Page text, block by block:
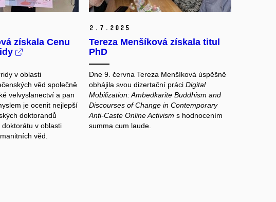
získala Cenu
v oblasti
věd společně
velvyslanectví a pan
je ocenit nejlepší
doktorandů
v oblasti
věd.
2. 7. 2025
Tereza Menšíková získala titul
PhD
Dne 9. června Tereza Menšíková úspěšně
obhájila svou dizertační práci Digital
Mobilization: Ambedkarite Buddhism and
Discourses of Change in Contemporary
Anti-Caste Online Activism s hodnocením
summa cum laude.